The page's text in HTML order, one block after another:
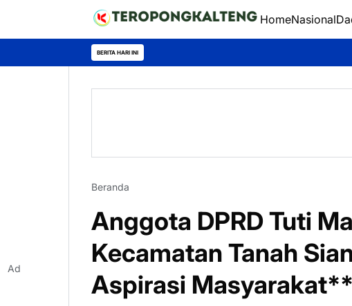
HomeNasional
BERITA HARI INI
Beranda
Anggota DPRD Tuti
Kecamatan Tanah
Aspirasi Masyarakat**
Ad